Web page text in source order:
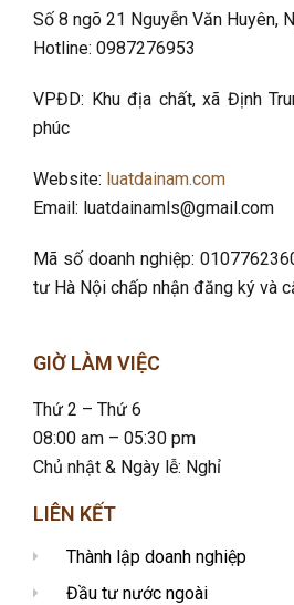
Số 8 ngõ 21 Nguyễn Văn Huyên,
Hotline: 0987276953
VPĐD: Khu địa chất, xã Định
phúc
Website: luatdainam.com
Email: luatdainamls@gmail.com
Mã số doanh nghiệp:
tư Hà Nội chấp nhận đăng ký và
GIỜ LÀM VIỆC
Thứ 2 – Thứ 6
08:00 am – 05:30 pm
Chủ nhật & Ngày lễ: Nghỉ
LIÊN KẾT
Thành lập doanh nghiệp
Đầu tư nước ngoài